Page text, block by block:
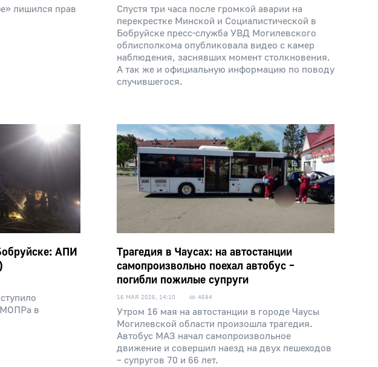
лишился прав
Спустя три часа после громкой аварии на
перекрестке Минской и Социалистической в
Бобруйске пресс-служба УВД Могилевского
облисполкома опубликовала видео с камер
наблюдения, заснявших момент столкновения.
А так же и официальную информацию по поводу
случившегося.
АПИ
МОПРа в
Трагедия в Чаусах: на автостанции
самопроизвольно поехал автобус –
погибли пожилые супруги
16 МАЯ 2026, 14:10 4684
Утром 16 мая на автостанции в городе Чаусы
Могилевской области произошла трагедия.
Автобус МАЗ начал самопроизвольное
движение и совершил наезд на двух пешеходов
– супругов 70 и 66 лет.